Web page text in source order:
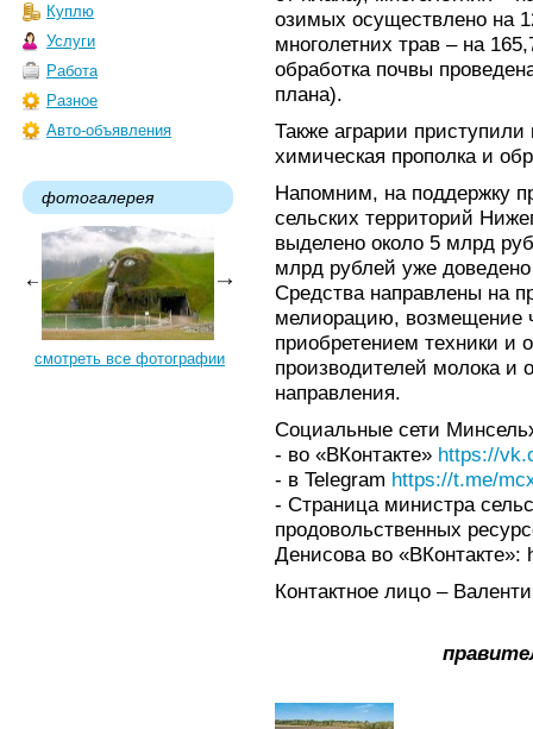
Куплю
Услуги
Работа
Разное
Авто-объявления
фотогалерея
смотреть все фотографии
озимых осуществлено на
многолетних трав – на
обработка почвы
плана).
Также аграрии
химическая прополка и
Напомним, на поддержку
сельских территорий
выделено около 5 млрд
млрд рублей уже
Средства направлены на
мелиорацию, возмещение
приобретением техники и
производителей молока и
направления.
Социальные сети
- во «ВКонтакте» https://
- в Telegram https://t.me/
- Страница министра
продовольственных
Денисова во «ВКонтакте»:
Контактное лицо –